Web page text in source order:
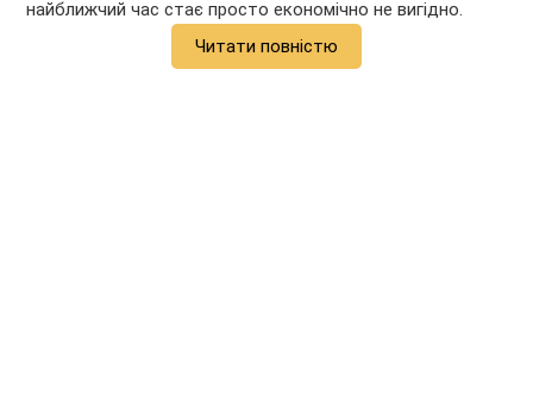
найближчий час стає просто економічно не вигідно.
Читати повністю